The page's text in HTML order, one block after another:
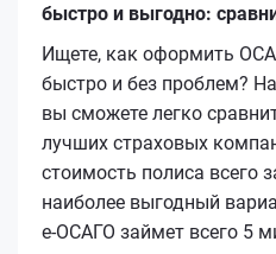
быстро и выгодно:
Ищете, как оформить
быстро и без проблем?
вы сможете легко
лучших страховых
стоимость полиса всего
наиболее выгодный
е‑ОСАГО займет всего 5